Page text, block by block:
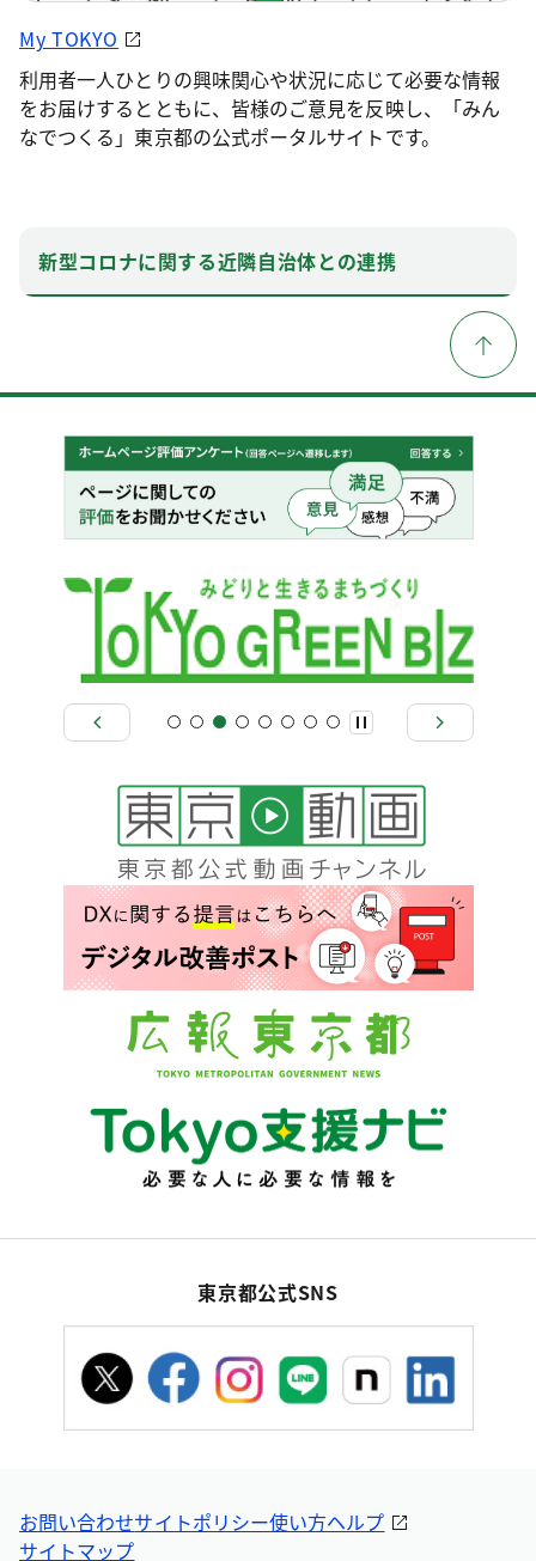
My TOKYO
利用者一人ひとりの興味関心や状況に応じて必要な情報
をお届けするとともに、皆様のご意見を反映し、「みん
なでつくる」東京都の公式ポータルサイトです。
新型コロナに関する近隣自治体との連携
東京都公式SNS
お問い合わせサイトポリシー使い方ヘルプ
サイトマップ